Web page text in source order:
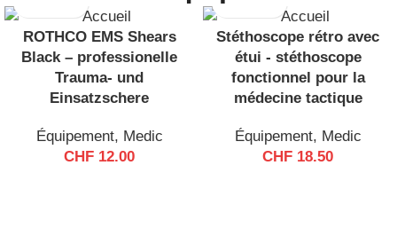
ROTHCO EMS Shears
Black – professionelle
Trauma- und
Einsatzschere
Équipement, Medic
CHF 12.00
Stéthoscope rétro avec
étui - stéthoscope
fonctionnel pour la
médecine tactique
Équipement, Medic
CHF 18.50